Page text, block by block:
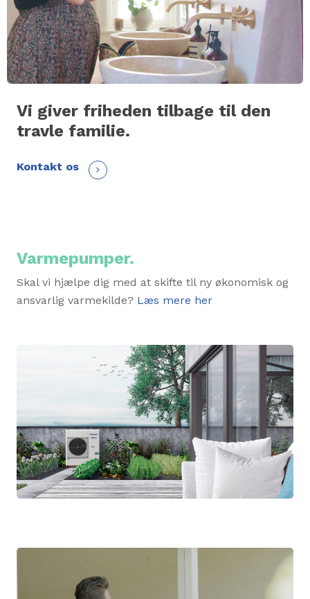
Vi giver friheden tilbage til den
travle familie.
Kontakt os
Varmepumper.
Skal vi hjælpe dig med at skifte til ny økonomisk og
ansvarlig varmekilde? Læs mere her